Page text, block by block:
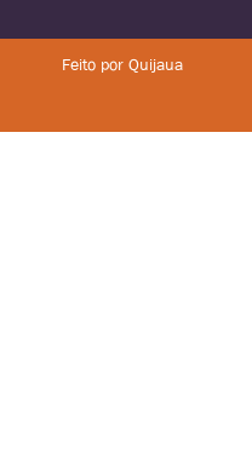
Feito por Quijaua